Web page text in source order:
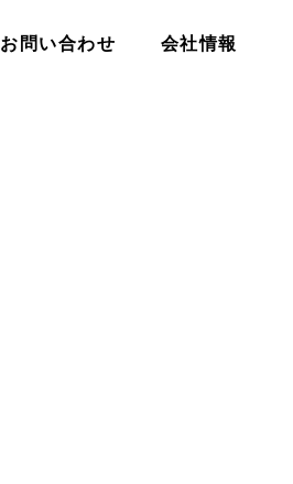
お問い合わせ 会社情報